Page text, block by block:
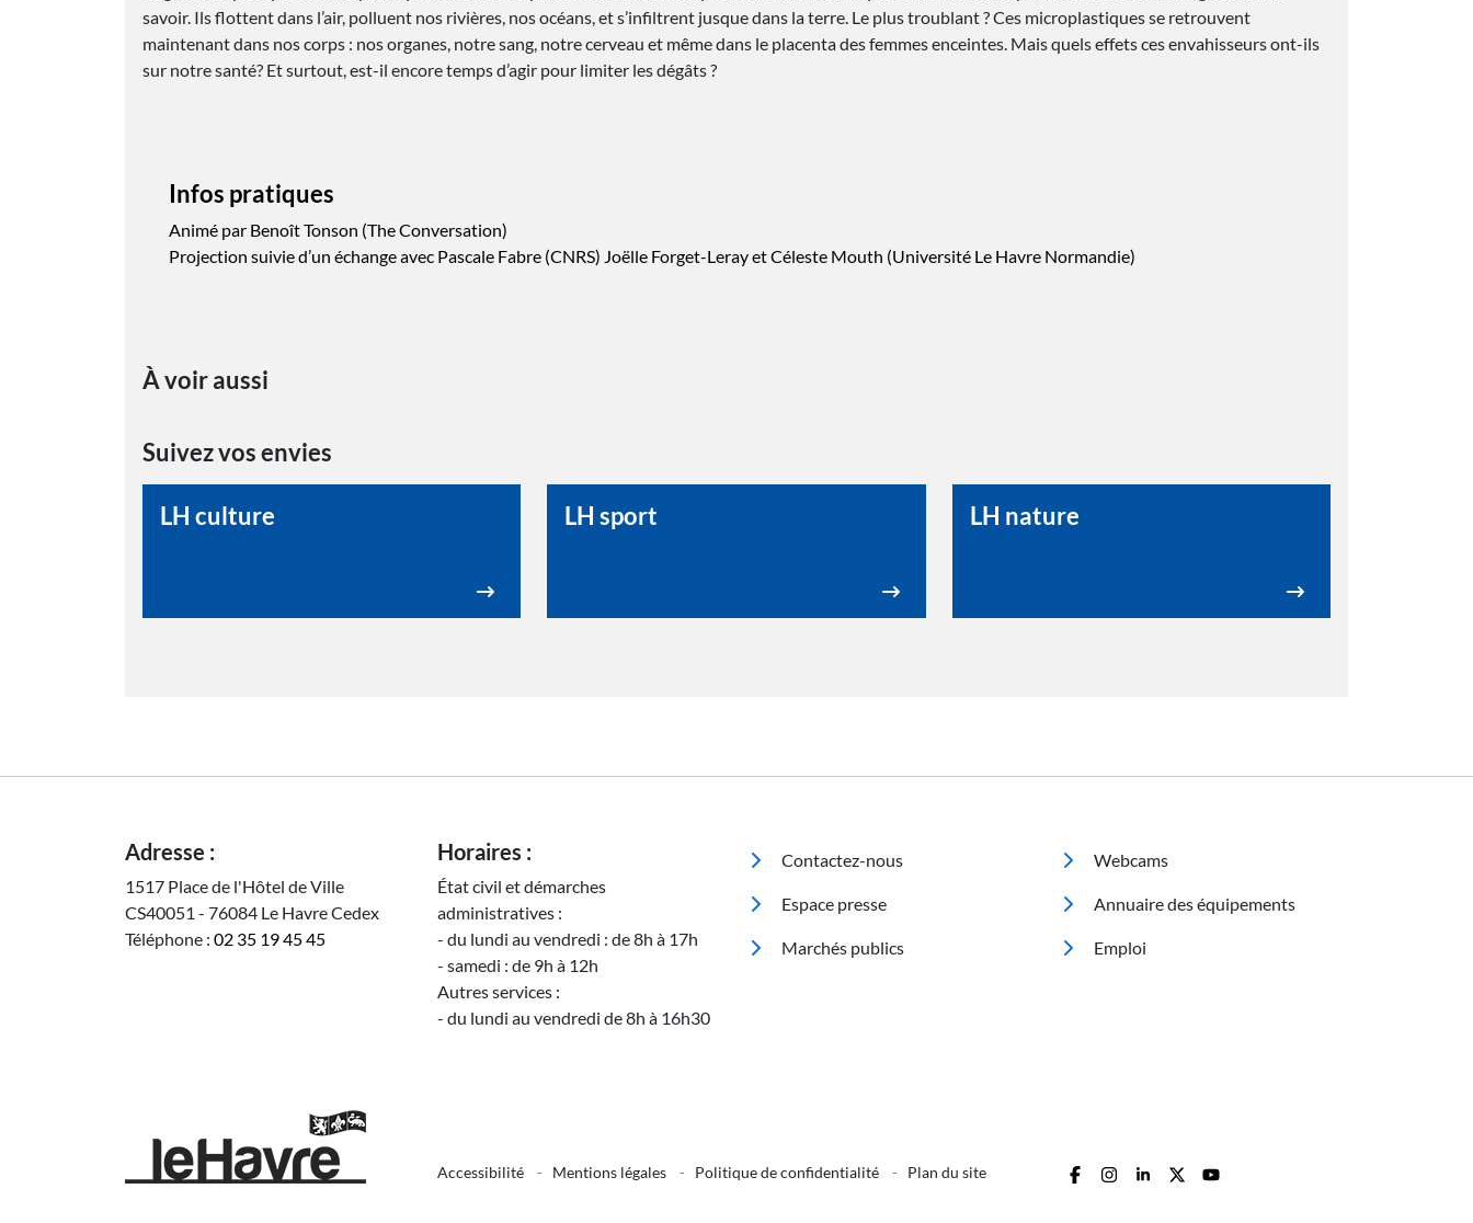
savoir. Ils flottent dans l’air, polluent nos rivières, nos océans, et s’infiltrent jusque dans la terre. Le plus troublant ? Ces microplastiques se retrouvent
maintenant dans nos corps : nos organes, notre sang, notre cerveau et même dans le placenta des femmes enceintes. Mais quels effets ces envahisseurs ont-ils
sur notre santé? Et surtout, est-il encore temps d’agir pour limiter les dégâts ?
Infos pratiques
Animé par Benoît Tonson (The Conversation)
Projection suivie d’un échange avec Pascale Fabre (CNRS) Joëlle Forget-Leray et Céleste Mouth (Université Le Havre Normandie)
À voir aussi
Suivez vos envies
LH culture LH sport LH nature
Adresse :
1517 Place de l'Hôtel de Ville
CS40051 - 76084 Le Havre Cedex
Téléphone : 02 35 19 45 45
Horaires :
État civil et démarches
administratives :
- du lundi au vendredi : de 8h à 17h
- samedi : de 9h à 12h
Autres services :
- du lundi au vendredi de 8h à 16h30
Pied de page
Contactez-nous
Espace presse
Marchés publics
Footer 2
Webcams
Annuaire des équipements
Emploi
Pied de page 3
Accessibilité - Mentions légales - Politique de confidentialité - Plan du site